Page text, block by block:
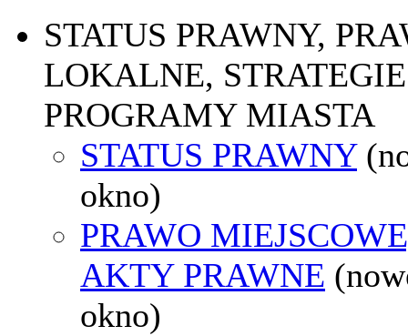
STATUS PRAWNY,
LOKALNE,
PROGRAMY MIASTA
STATUS PRAWNY
okno)
PRAWO
AKTY PRAWNE
okno)